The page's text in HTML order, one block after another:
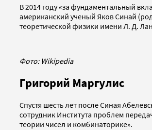
В 2014 году «за фундаментальный
американский ученый Яков Синай
теоретической физики имени Л. Д.
Фото: Wikipedia
Григорий Маргулис
Спустя шесть лет после Синая
сотрудник Института проблем
теории чисел и комбинаторике».